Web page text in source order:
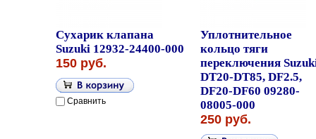
Сухарик клапана
Suzuki 12932-24400-000
150 руб.
Сравнить
Уплотнительное
кольцо тяги
переключения
DT20-DT85, DF2.5,
DF20-DF60 09280-
08005-000
250 руб.